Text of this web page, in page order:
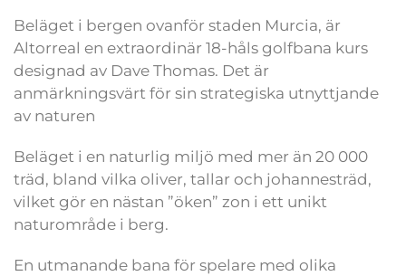
Beläget i bergen ovanför staden Murcia, är
Altorreal en extraordinär 18-håls golfbana kurs
designad av Dave Thomas. Det är
anmärkningsvärt för sin strategiska utnyttjande
av naturen
Beläget i en naturlig miljö med mer än 20 000
träd, bland vilka oliver, tallar och johannesträd,
vilket gör en nästan ”öken” zon i ett unikt
naturområde i berg.
En utmanande bana för spelare med olika